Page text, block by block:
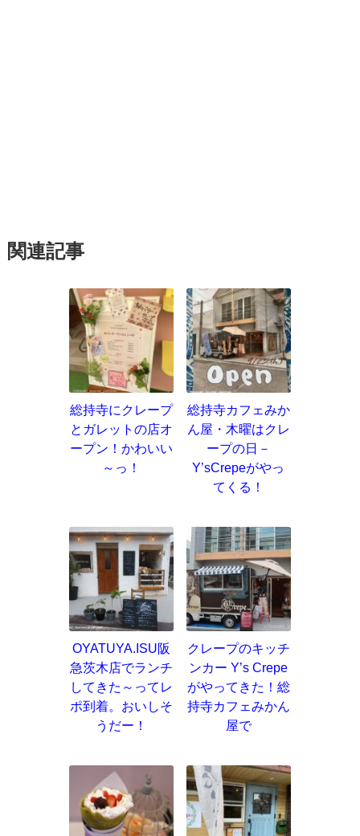
関連記事
総持寺にクレープ
とガレットの店オ
ープン！かわいい
～っ！
総持寺カフェみか
ん屋・木曜はクレ
ープの日－
Y’sCrepeがやっ
てくる！
OYATUYA.ISU阪
急茨木店でランチ
してきた～ってレ
ポ到着。おいしそ
うだー！
クレープのキッチ
ンカー Y’s Crepe
がやってきた！総
持寺カフェみかん
屋で